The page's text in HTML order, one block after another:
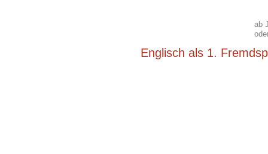
ab
Englisch als 1.